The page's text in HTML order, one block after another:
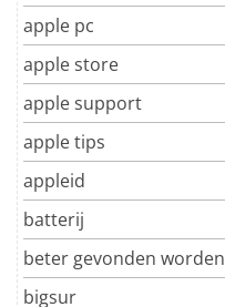
apple pc
apple store
apple support
apple tips
appleid
batterij
beter gevonden worden
bigsur